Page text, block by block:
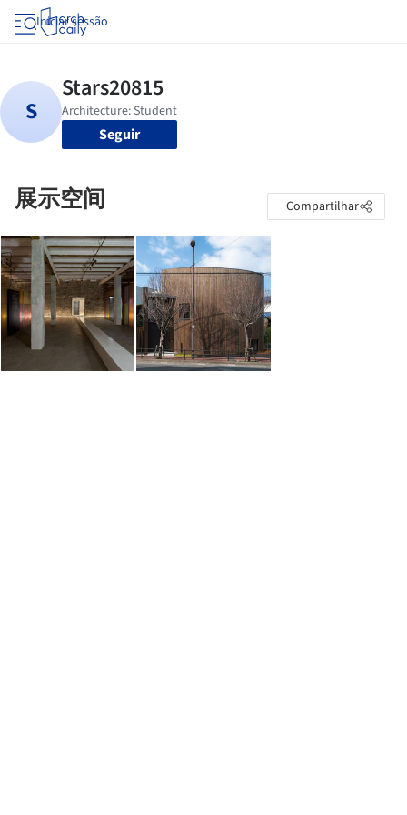
Iniciar sessão
Seguir
展示空间 Compartilhar